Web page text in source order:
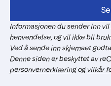
Informasjonen du sender inn
henvendelse, og vil ikke bli
Ved å sende inn skjemaet
Denne siden er beskyttet av
personvernerklæringogvilkår